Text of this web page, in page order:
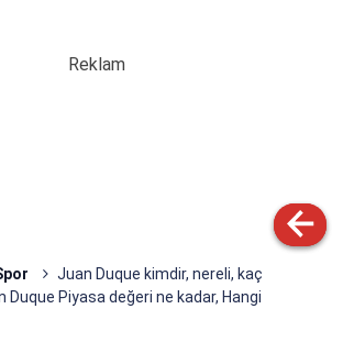
Juan Duque kimdir, nereli, kaç
Duque Piyasa değeri ne kadar, Hangi